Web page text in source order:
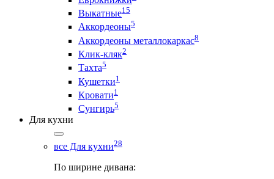
Выкатные15
Аккордеоны5
Аккордеоны металлокаркас8
Клик-кляк2
Тахта5
Кушетки1
Кровати1
Сунгирь5
Для кухни
все Для кухни28
По ширине дивана: